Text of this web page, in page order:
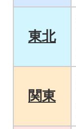
東北
関東